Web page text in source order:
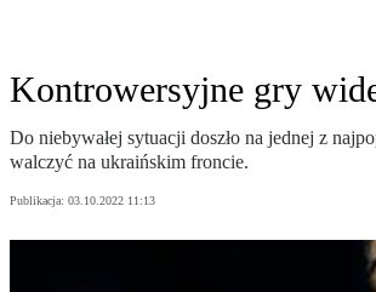
Kontrowersyjne gry
Do niebywałej sytuacji doszło na jednej z
walczyć na ukraińskim froncie.
Publikacja: 03.10.2022 11:13